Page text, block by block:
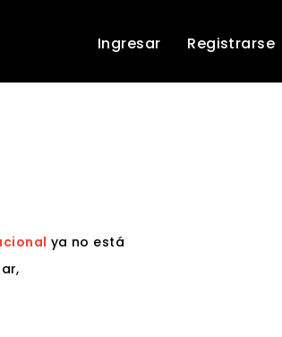
Ingresar Registrarse
ya no está